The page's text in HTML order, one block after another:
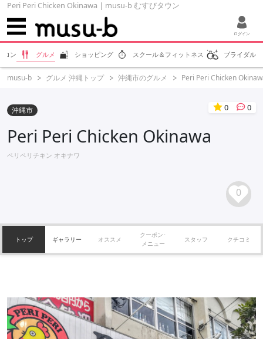
Peri Peri Chicken Okinawa | musu-b むすびタウン
ログイン
ロン グルメ ショッピング スクール＆フィットネス ブライダル
musu-b グルメ 沖縄トップ 沖縄市のグルメ Peri Peri Chicken
沖縄市 0 0
Peri Peri Chicken Okinawa
ペリペリチキン オキナワ
0
トップ ギャラリー オススメ
クーポン･
メニュー
スタッフ クチコミ